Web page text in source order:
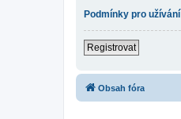
Podmínky pro užívání
Registrovat
Obsah fóra